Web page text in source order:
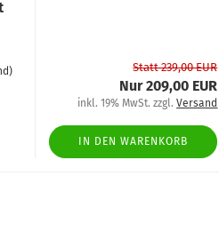
Statt 239,00 EUR
Nur 209,00 EUR
inkl. 19% MwSt. zzgl.Versand
IN DEN WARENKORB